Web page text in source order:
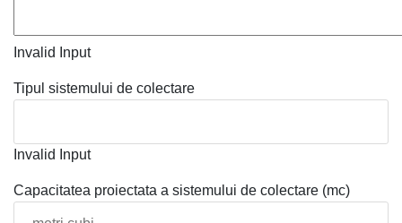
Invalid Input
Tipul sistemului de colectare
Invalid Input
Capacitatea proiectata a sistemului de colectare (mc)